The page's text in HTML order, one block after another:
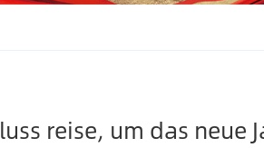
reise, um das neue